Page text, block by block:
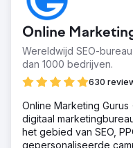
Online
Wereldwijd SEO-
dan 1000 bedrijven.
630
Online Marketing
digitaal
het gebied van SEO,
gepersonaliseerde